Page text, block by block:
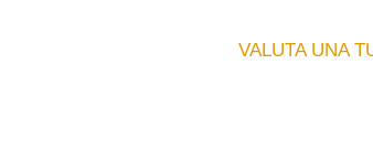
VALUTA UNA